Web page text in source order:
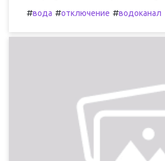
#вода #отключение #водоканал